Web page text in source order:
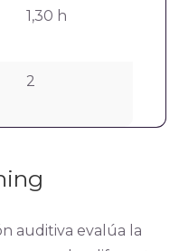
1,30 h
2
auditiva evalúa la